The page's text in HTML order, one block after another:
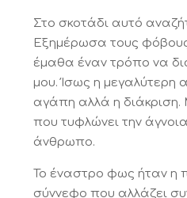
Στο σκοτάδι αυτό
Εξημέρωσα τους φόβους
έμαθα έναν τρόπο να
μου. Ίσως η μεγαλύτερη
αγάπη αλλά η
που τυφλώνει την
άνθρωπο.
Το έναστρο φως ήταν η
σύννεφο που αλλάζει